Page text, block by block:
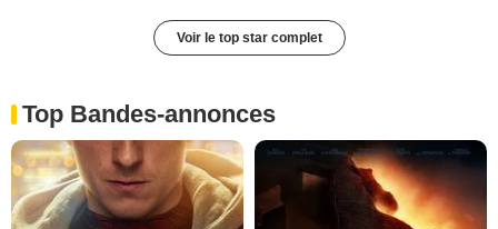
Voir le top star complet
Top Bandes-annonces